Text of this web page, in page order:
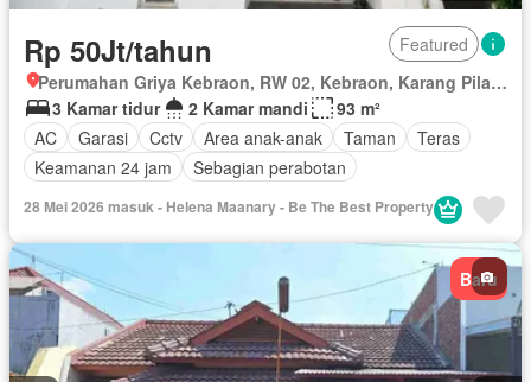
Rp 50Jt/tahun
Featured
Perumahan Griya Kebraon, RW 02, Kebraon, Karang Pilang, Surabaya, Jawa Timur
3 Kamar tidur
2 Kamar mandi
93 m²
AC
Garasi Cctv Area anak-anak Taman
Teras
Keamanan 24 jam
Sebagian perabotan
28 Mei 2026 masuk - Helena Maanary - Be The Best Property
Baru